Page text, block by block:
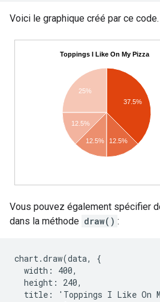
Voici le graphique créé par ce code.
Vous pouvez également spécifier
dans la méthode draw() :
chart.draw(data, {
  width: 400,
  height: 240,
title: 'Toppings I Like On